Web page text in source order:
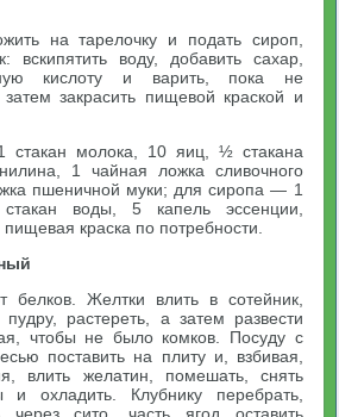
на тарелочку и подать сироп,
вскипятить воду, добавить сахар,
кислоту и варить, пока не
затем закрасить пищевой краской и
стакан молока, 10 яиц, ½ стакана
1 чайная ложка сливочного
пшеничной муки; для сиропа — 1
воды, 5 капель эссенции,
краска по потребности.
белков. Желтки влить в сотейник,
растереть, а затем развести
чтобы не было комков. Посуду с
поставить на плиту и, взбивая,
влить желатин, помешать, снять
охладить. Клубнику перебрать,